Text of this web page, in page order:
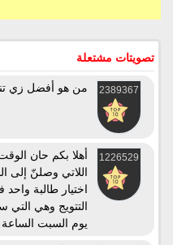
تصويتات مشتعلة
2389367 من هو أفضل زي
1226529
أهلا بكم حان
اللاتي وصلنّ إلى
اختيار طالبة
التتويج وهي
يوم السبت